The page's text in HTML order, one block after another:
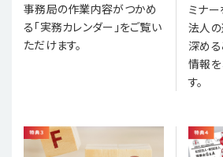
事務局の作業内容がつかめ
る「実務カレンダー」をご覧い
ただけます。
ミナー
法人
深め
情報
す。